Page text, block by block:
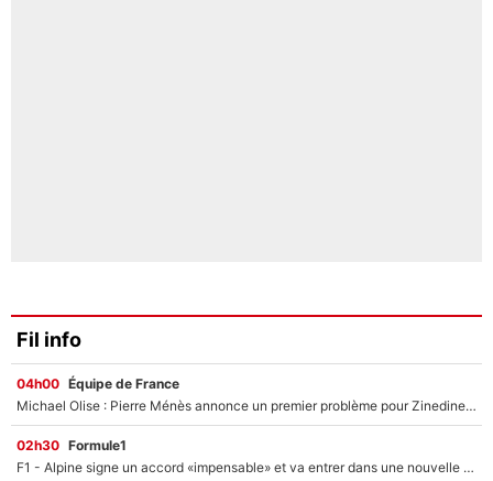
Fil info
04h00 Équipe de France
Michael Olise : Pierre Ménès annonce un premier problème pour Zinedine Zidane en équipe de France
02h30 Formule1
F1 - Alpine signe un accord «impensable» et va entrer dans une nouvelle dimension : Grande nouvelle pour Pierre Gasly !